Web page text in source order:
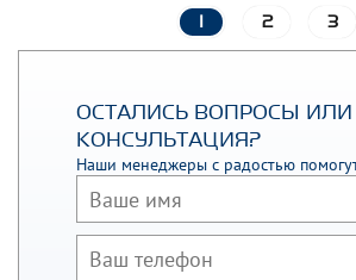
2 3
ОСТАЛИСЬ ВОПРОСЫ
КОНСУЛЬТАЦИЯ?
Наши менеджеры с радостью